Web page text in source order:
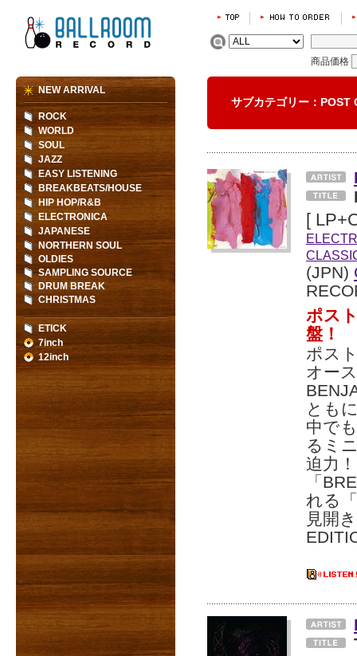
商品価格
サブカテゴリー：
[
(JPN)
ポス
盤！
ポス
オー
とも
中で
るミ
迫力
「
れる
見開
NEW ARRIVAL
ROCK
WORLD
SOUL
JAZZ
EASY LISTENING
BREAKBEATS/HOUSE
HIP HOP/R&B
ELECTRONICA
JAPANESE
NORTHERN SOUL
OLDIES
SAMPLING SOURCE
DRUM BREAK
CHRISTMAS
ETICK
7inch
12inch